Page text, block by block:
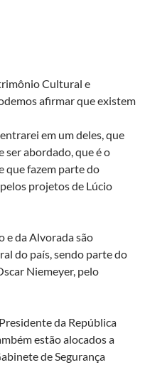
Cultural e
afirmar que existem
em um deles, que
ser abordado, que é o
que fazem parte do
projetos de Lúcio
e da Alvorada são
do país, sendo parte do
Niemeyer, pelo
da República
estão alocados a
de Segurança